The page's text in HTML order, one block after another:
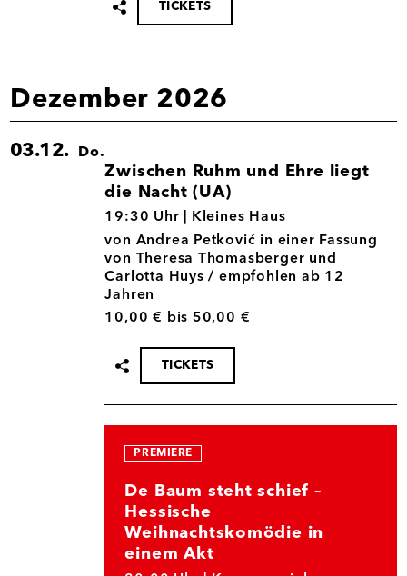
Termin
teilen
TICKETS
Dezember 2026
03.12. Do.
Zwischen Ruhm und Ehre liegt
die Nacht (UA)
03.12.
19:30 Uhr |
Kleines Haus
von Andrea Petković in einer Fassung
von Theresa Thomasberger und
Carlotta Huys / empfohlen ab 12
Jahren
10,00 € bis 50,00 €
Termin
teilen
TICKETS
PREMIERE
De Baum steht schief –
Hessische
Weihnachtskomödie in
einem Akt